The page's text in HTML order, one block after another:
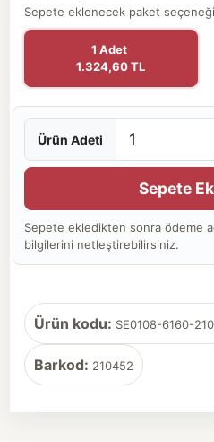
Sepete eklenecek paket seçeneği
1 Adet
1.324,60 TL
Ürün Adeti
Sepete
Sepete ekledikten sonra ödeme
bilgilerini netleştirebilirsiniz.
Ürün kodu: SE0108-6160-
Barkod: 210452